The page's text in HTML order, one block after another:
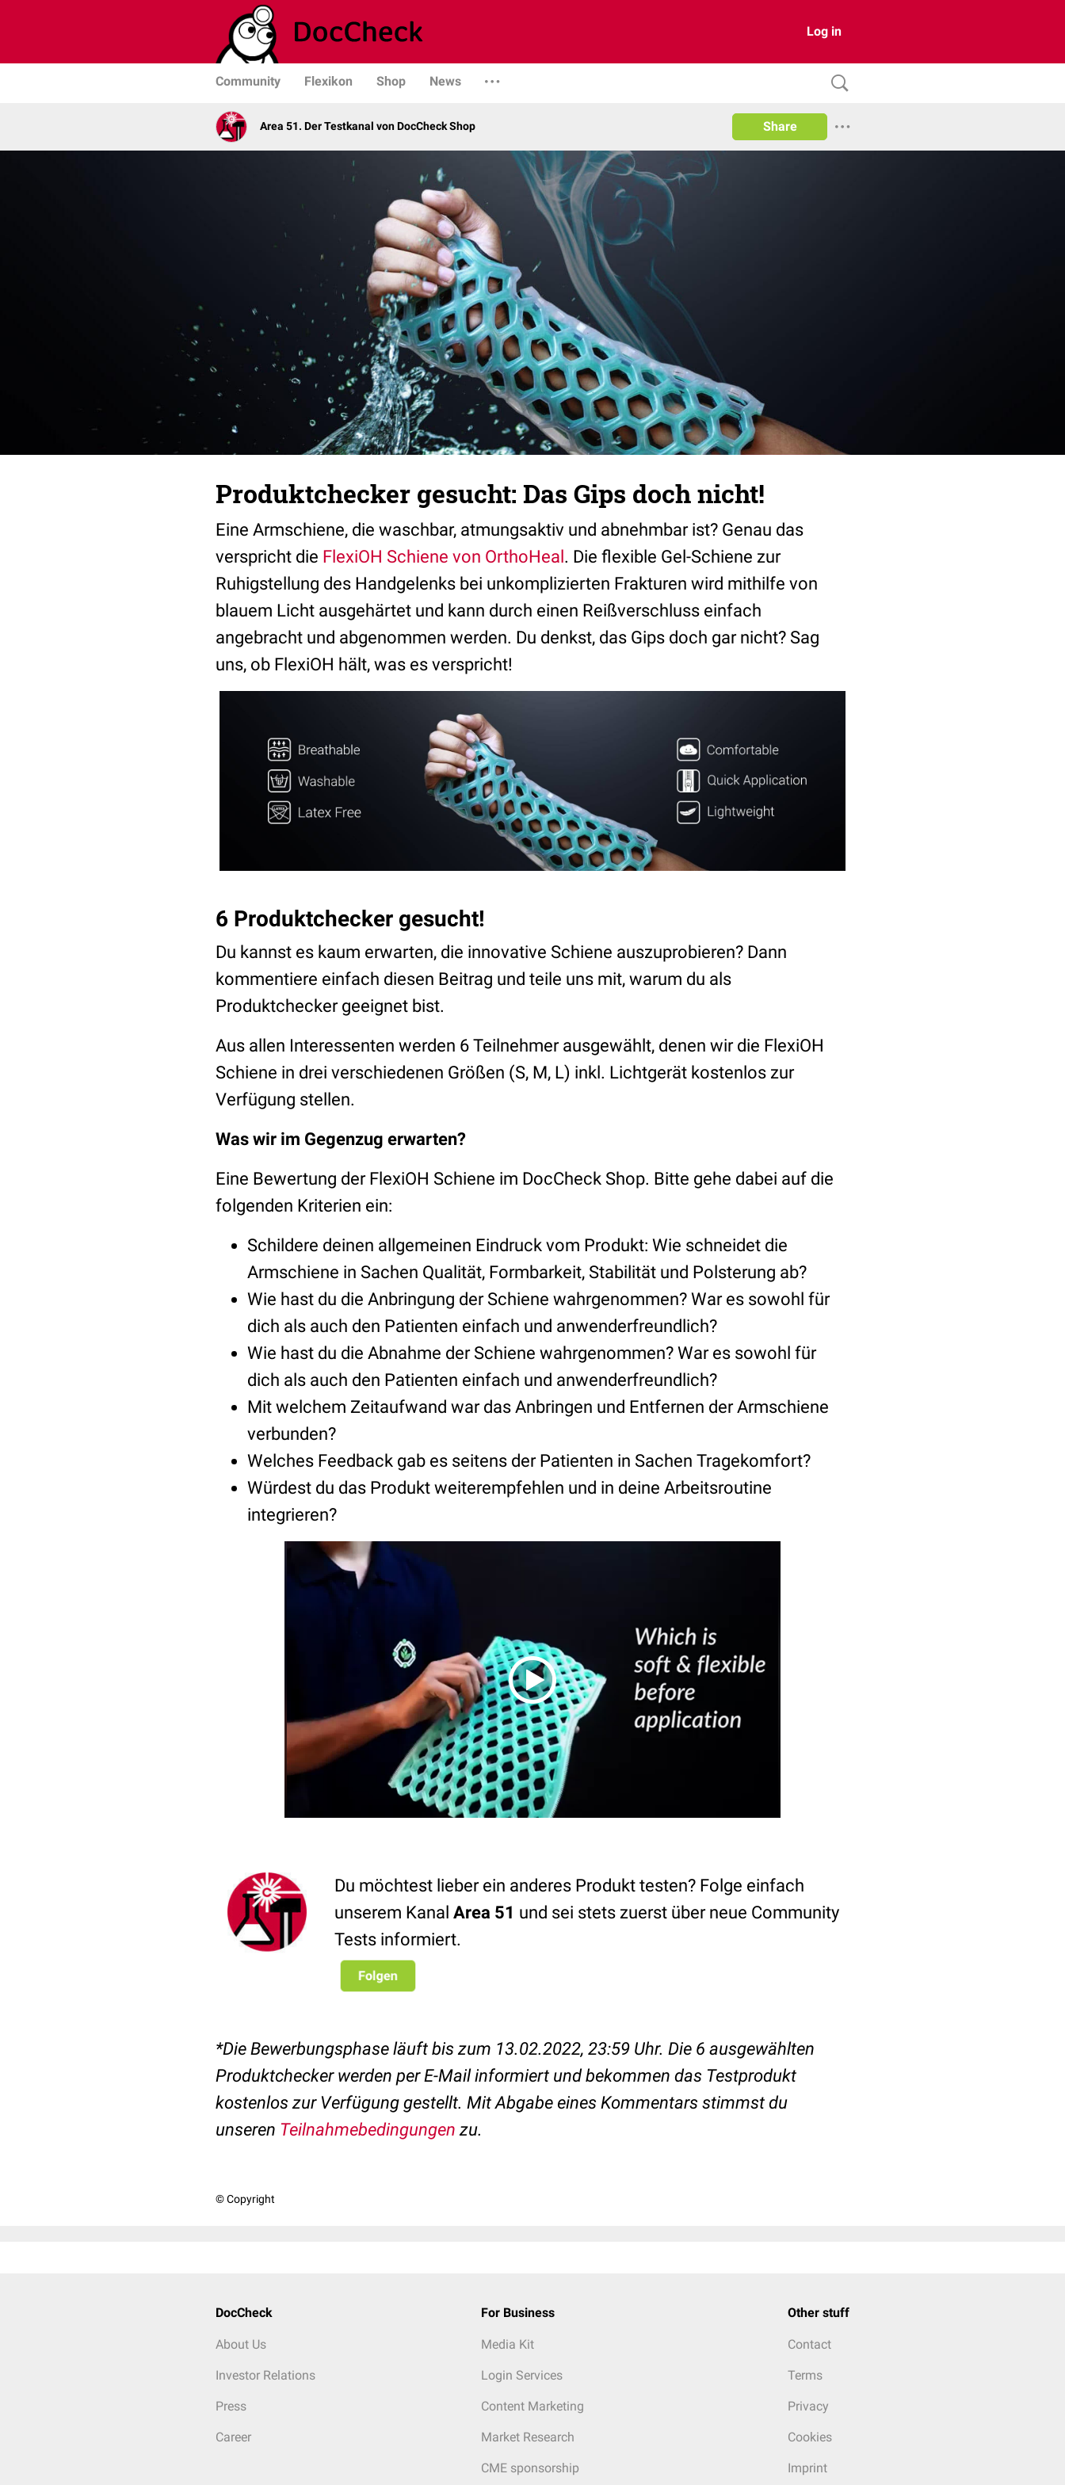
Log in
Community Flexikon Shop News
Area 51. Der Testkanal von DocCheck Shop Share
Produktchecker gesucht: Das Gips doch nicht!
Eine Armschiene, die waschbar, atmungsaktiv und abnehmbar ist? Genau das
verspricht die FlexiOH Schiene von OrthoHeal. Die flexible Gel-Schiene zur
Ruhigstellung des Handgelenks bei unkomplizierten Frakturen wird mithilfe von
blauem Licht ausgehärtet und kann durch einen Reißverschluss einfach
angebracht und abgenommen werden. Du denkst, das Gips doch gar nicht? Sag
uns, ob FlexiOH hält, was es verspricht!
6 Produktchecker gesucht!
Du kannst es kaum erwarten, die innovative Schiene auszuprobieren? Dann
kommentiere einfach diesen Beitrag und teile uns mit, warum du als
Produktchecker geeignet bist.
Aus allen Interessenten werden 6 Teilnehmer ausgewählt, denen wir die FlexiOH
Schiene in drei verschiedenen Größen (S, M, L) inkl. Lichtgerät kostenlos zur
Verfügung stellen.
Was wir im Gegenzug erwarten?
Eine Bewertung der FlexiOH Schiene im DocCheck Shop. Bitte gehe dabei auf die
folgenden Kriterien ein:
Schildere deinen allgemeinen Eindruck vom Produkt: Wie schneidet die
Armschiene in Sachen Qualität, Formbarkeit, Stabilität und Polsterung ab?
Wie hast du die Anbringung der Schiene wahrgenommen? War es sowohl für
dich als auch den Patienten einfach und anwenderfreundlich?
Wie hast du die Abnahme der Schiene wahrgenommen? War es sowohl für
dich als auch den Patienten einfach und anwenderfreundlich?
Mit welchem Zeitaufwand war das Anbringen und Entfernen der Armschiene
verbunden?
Welches Feedback gab es seitens der Patienten in Sachen Tragekomfort?
Würdest du das Produkt weiterempfehlen und in deine Arbeitsroutine
integrieren?
Du möchtest lieber ein anderes Produkt testen? Folge einfach
unserem Kanal Area 51 und sei stets zuerst über neue Community
Tests informiert.
*Die Bewerbungsphase läuft bis zum 13.02.2022, 23:59 Uhr. Die 6 ausgewählten
Produktchecker werden per E-Mail informiert und bekommen das Testprodukt
kostenlos zur Verfügung gestellt. Mit Abgabe eines Kommentars stimmst du
unseren Teilnahmebedingungen zu.
© Copyright
DocCheck
About Us
Investor Relations
Press
Career
For Business
Media Kit
Login Services
Content Marketing
Market Research
CME sponsorship
Other stuff
Contact
Terms
Privacy
Cookies
Imprint